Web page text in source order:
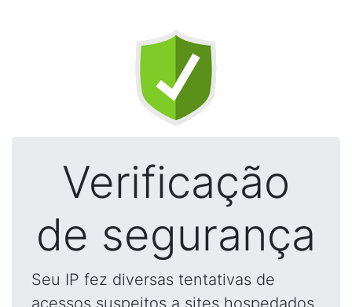
Verificação
de segurança
Seu IP fez diversas tentativas de
acessos suspeitos a sites hospedados